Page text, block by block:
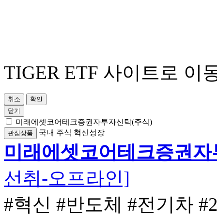
TIGER ETF 사이트로 이
취소
확인
닫기
미래에셋코어테크증권자투자신탁(주식)
관심상품 국내 주식 혁신성장
미래에셋코어테크증권
선취-오프라인]
#혁신 #반도체 #전기차